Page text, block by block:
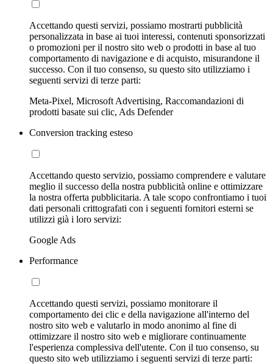
Accettando questi servizi, possiamo mostrarti pubblicità
personalizzata in base ai tuoi interessi, contenuti sponsorizzati
o promozioni per il nostro sito web o prodotti in base al tuo
comportamento di navigazione e di acquisto, misurandone il
successo. Con il tuo consenso, su questo sito utilizziamo i
seguenti servizi di terze parti:
Meta-Pixel, Microsoft Advertising, Raccomandazioni di
prodotti basate sui clic, Ads Defender
Conversion tracking esteso
Accettando questo servizio, possiamo comprendere e valutare
meglio il successo della nostra pubblicità online e ottimizzare
la nostra offerta pubblicitaria. A tale scopo confrontiamo i tuoi
dati personali crittografati con i seguenti fornitori esterni se
utilizzi già i loro servizi:
Google Ads
Performance
Accettando questi servizi, possiamo monitorare il
comportamento dei clic e della navigazione all'interno del
nostro sito web e valutarlo in modo anonimo al fine di
ottimizzare il nostro sito web e migliorare continuamente
l'esperienza complessiva dell'utente. Con il tuo consenso, su
questo sito web utilizziamo i seguenti servizi di terze parti: